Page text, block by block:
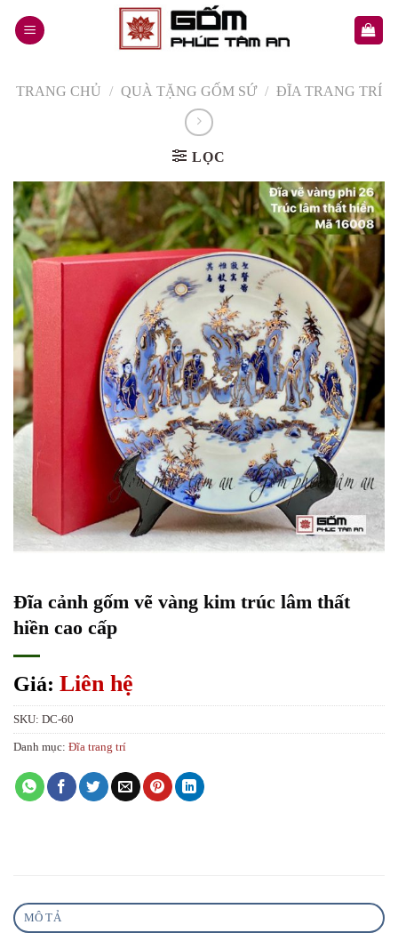
TRANG CHỦ / QUÀ TẶNG GỐM SỨ / ĐĨA TRANG TRÍ
LỌC
Đĩa cảnh gốm vẽ vàng kim trúc lâm thất
hiền cao cấp
Giá: Liên hệ
SKU: DC-60
Danh mục: Đĩa trang trí
MÔ TẢ